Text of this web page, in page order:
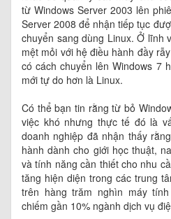
từ Windows Server 2003 lên
Server 2008 để nhận tiếp tục
chuyển sang dùng Linux. Ở lĩnh
mệt mỏi với hệ điều hành đầy
có cách chuyển lên Windows 7
mới tự do hơn là Linux.
Có thể bạn tin rằng từ bỏ
việc khó nhưng thực tế đó là
doanh nghiệp đã nhận thấy
hành dành cho giới học thuật,
và tính năng cần thiết cho nhu
tăng hiện diện trong các trung
trên hàng trăm nghìn máy
chiếm gần 10% ngành dịch vụ